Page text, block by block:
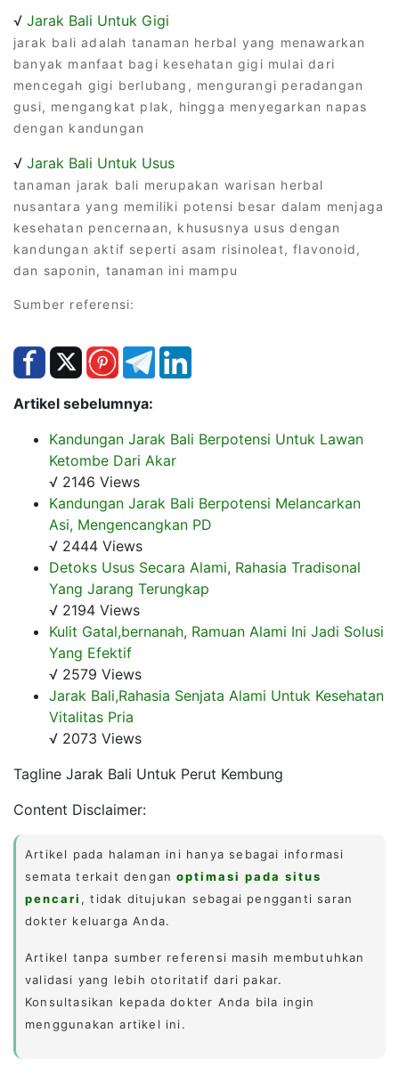
√ Jarak Bali Untuk Gigi
jarak bali adalah tanaman herbal yang menawarkan
banyak manfaat bagi kesehatan gigi mulai dari
mencegah gigi berlubang, mengurangi peradangan
gusi, mengangkat plak, hingga menyegarkan napas
dengan kandungan
√ Jarak Bali Untuk Usus
tanaman jarak bali merupakan warisan herbal
nusantara yang memiliki potensi besar dalam menjaga
kesehatan pencernaan, khususnya usus dengan
kandungan aktif seperti asam risinoleat, flavonoid,
dan saponin, tanaman ini mampu
Sumber referensi:
Artikel sebelumnya:
Kandungan Jarak Bali Berpotensi Untuk Lawan
Ketombe Dari Akar
√ 2146 Views
Kandungan Jarak Bali Berpotensi Melancarkan
Asi, Mengencangkan PD
√ 2444 Views
Detoks Usus Secara Alami, Rahasia Tradisonal
Yang Jarang Terungkap
√ 2194 Views
Kulit Gatal,bernanah, Ramuan Alami Ini Jadi Solusi
Yang Efektif
√ 2579 Views
Jarak Bali,Rahasia Senjata Alami Untuk Kesehatan
Vitalitas Pria
√ 2073 Views
Tagline Jarak Bali Untuk Perut Kembung
Content Disclaimer:
Artikel pada halaman ini hanya sebagai informasi
semata terkait denganoptimasi pada situs
pencari , tidak ditujukan sebagai pengganti saran
dokter keluarga Anda.
Artikel tanpa sumber referensi masih membutuhkan
validasi yang lebih otoritatif dari pakar.
Konsultasikan kepada dokter Anda bila ingin
menggunakan artikel ini.